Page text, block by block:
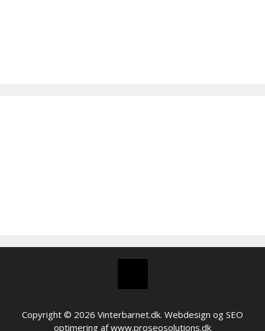
Copyright © 2026 Vinterbarnet.dk. Webdesign og SEO
optimering afwww.proseosolutions.dk